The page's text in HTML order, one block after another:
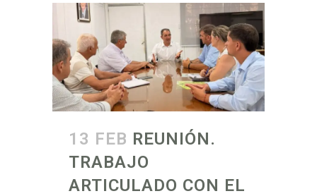
13 FEB REUNIÓN.
TRABAJO
ARTICULADO CON EL